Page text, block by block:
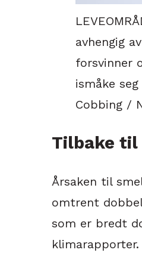
avhengig
forsvinner
ismåke
Cobbing /
Tilbake til
Årsaken til
omtrent
som er bredt
klimarapporter.